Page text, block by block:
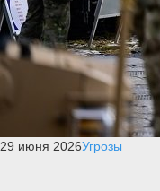
29 июня 2026Угрозы